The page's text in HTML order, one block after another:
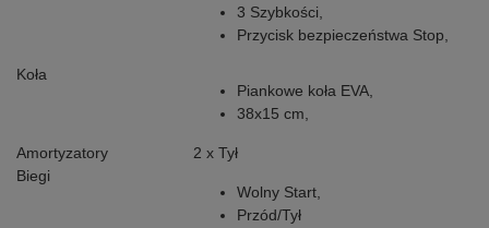
3 Szybkości,
Przycisk bezpieczeństwa Stop,
Koła
Piankowe koła EVA,
38x15 cm,
Amortyzatory
2 x Tył
Biegi
Wolny Start,
Przód/Tył